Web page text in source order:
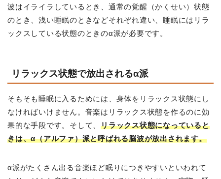
波はイライラしているとき、通常の覚醒（かくせい）状態
のとき、浅い睡眠のときなどそれぞれ違い、睡眠にはリラ
ックスしている状態のときのα派が必要です。
リラックス状態で放出されるα派
そもそも睡眠に入るためには、身体をリラックス状態にし
なければいけません。音楽はリラックス状態を作るのに効
果的な手段です。そして、リラックス状態になっていると
きは、α（アルファ）派と呼ばれる脳波が放出されます。
α派がたくさん出る音楽ほど眠りにつきやすいといわれて